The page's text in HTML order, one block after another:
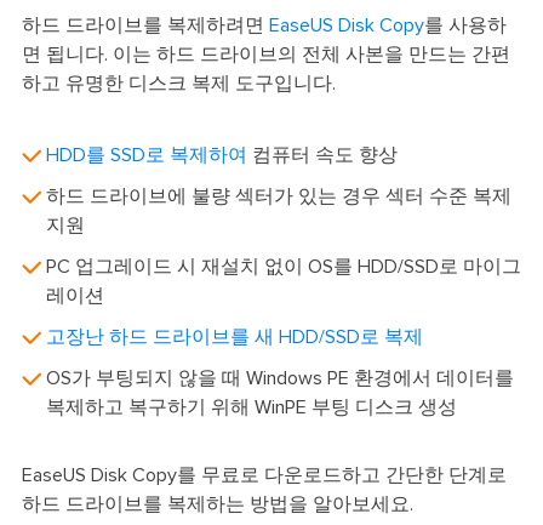
하드 드라이브를 복제하려면 EaseUS Disk Copy를 사용하
면 됩니다. 이는 하드 드라이브의 전체 사본을 만드는 간편
하고 유명한 디스크 복제 도구입니다.
HDD를 SSD로 복제하여 컴퓨터 속도 향상
하드 드라이브에 불량 섹터가 있는 경우 섹터 수준 복제
지원
PC 업그레이드 시 재설치 없이 OS를 HDD/SSD로 마이그
레이션
고장난 하드 드라이브를 새 HDD/SSD로 복제
OS가 부팅되지 않을 때 Windows PE 환경에서 데이터를
복제하고 복구하기 위해 WinPE 부팅 디스크 생성
EaseUS Disk Copy를 무료로 다운로드하고 간단한 단계로
하드 드라이브를 복제하는 방법을 알아보세요.